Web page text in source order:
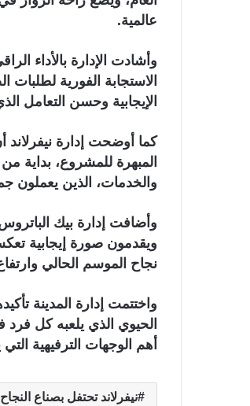
عالمية.
وأشادت الإدارة بالأداء
الاستجابة الفورية
الإيجابية وحسن التعامل
كما أوضحت إدارة
المبهرة للمشروع، بداية
والخدمات، الذين يعملون
وأضافت إدارة بيك
ويقدمون صورة إيجابية
نجاح الموسم الحالي
واختتمت إدارة المدينة
الحيوي الذي يلعبه كل
أهم الوجهات الترفيهية
نيفرلاند تحتفل بصناع